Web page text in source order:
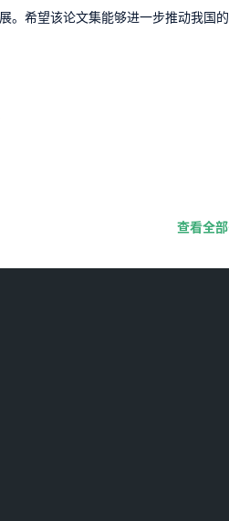
。希望该论文集能够进一步推动我国
查看全